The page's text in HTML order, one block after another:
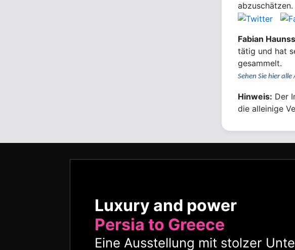
Fabian Haunss
tätig und hat
Sehen Sie hier
Hinweis: Der
die alleinige
Luxury and power
Persia to Greece
Eine Ausstellung mit stolzer